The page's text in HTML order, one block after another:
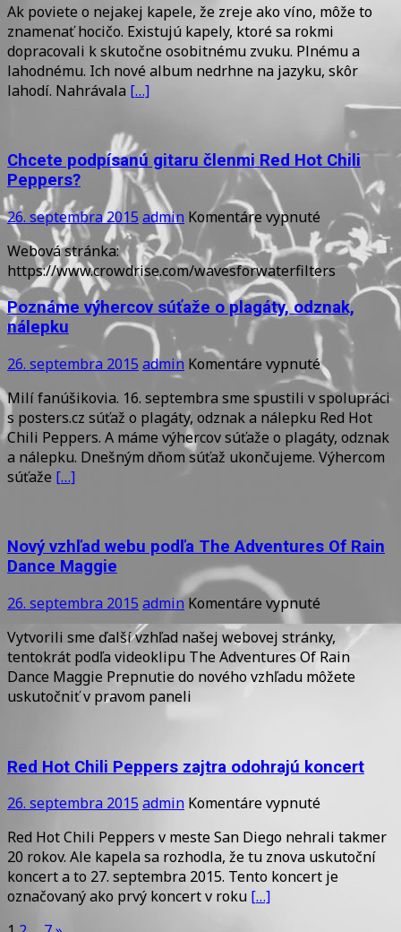
Hot
Chili
Peppers
–
skvelá
kapela
Ak poviete o nejakej kapele, že zreje ako víno, môže to
znamenať hocičo. Existujú kapely, ktoré sa rokmi
dopracovali k skutočne osobitnému zvuku. Plnému a
lahodnému. Ich nové album nedrhne na jazyku, skôr
lahodí. Nahrávala […]
Chcete podpísanú gitaru členmi Red Hot Chili
Peppers?
26. septembra 2015 admin Komentáre vypnuté na
Chcete
podpísanú
gitaru
členmi
Red
Hot
Chili
Peppers?
Webová stránka:
https://www.crowdrise.com/wavesforwaterfilters
Poznáme výhercov súťaže o plagáty, odznak,
nálepku
26. septembra 2015 admin Komentáre vypnuténa
Poznáme
výhercov
súťaže
o
plagáty,
Milí fanúšikovia. 16. septembra sme spustili v spolupráci
s posters.cz súťaž o plagáty, odznak a nálepku Red Hot
Chili Peppers. A máme výhercov súťaže o plagáty, odznak
a nálepku. Dnešným dňom súťaž ukončujeme. Výhercom
súťaže […]
Nový vzhľad webu podľa The Adventures Of Rain
Dance Maggie
26. septembra 2015 admin Komentáre vypnuté
Nový
vzhľad
webu
podľa
Rain
Dance
Maggie
Vytvorili sme ďalší vzhľad našej webovej stránky,
tentokrát podľa videoklipu The Adventures Of Rain
Dance Maggie Prepnutie do nového vzhľadu môžete
uskutočniť v pravom paneli
Red Hot Chili Peppers zajtra odohrajú koncert
26. septembra 2015 admin Komentáre vypnuténa
Hot
Chili
Peppers
Red Hot Chili Peppers v meste San Diego nehrali takmer
20 rokov. Ale kapela sa rozhodla, že tu znova uskutoční
koncert a to 27. septembra 2015. Tento koncert je
označovaný ako prvý koncert v roku […]